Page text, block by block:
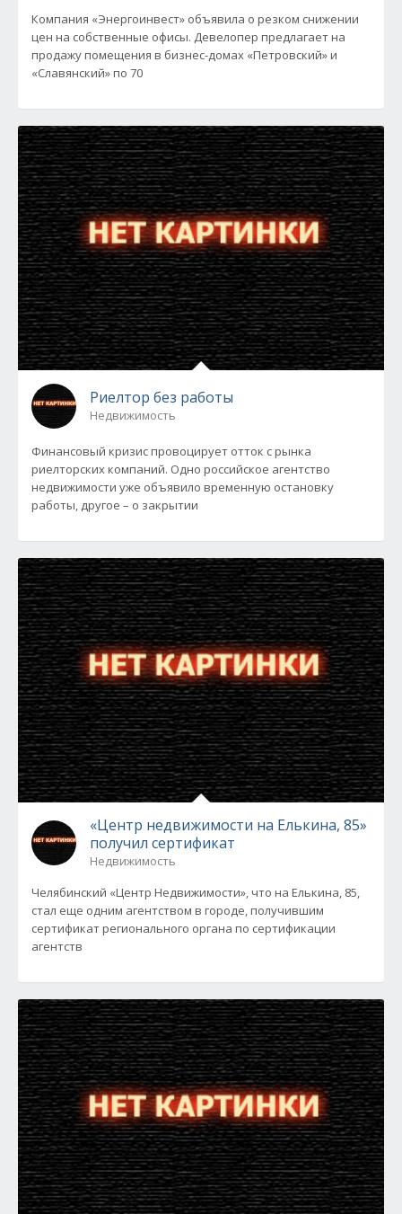
Компания «Энергоинвест» объявила о резком снижении
цен на собственные офисы. Девелопер предлагает на
продажу помещения в бизнес-домах «Петровский» и
«Славянский» по 70
Риелтор без работы
Недвижимость
Финансовый кризис провоцирует отток с рынка
риелторских компаний. Одно российское агентство
недвижимости уже объявило временную остановку
работы, другое – о закрытии
«Центр недвижимости на Елькина, 85»
получил сертификат
Недвижимость
Челябинский «Центр Недвижимости», что на Елькина, 85,
стал еще одним агентством в городе, получившим
сертификат регионального органа по сертификации
агентств